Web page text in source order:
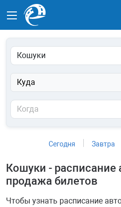
Куда
Сегодня Завтра
Кошуки - расписание
продажа билетов
Чтобы узнать расписание